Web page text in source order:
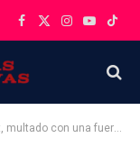
Facebook
X
Instagram
YouTube
malhablado en el Campeonato HSBC en el Queen’s Club | Noticias de tenis